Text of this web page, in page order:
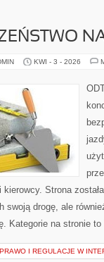
KWI - 3 - 2026
Strona
swoją drogę, ale
Kategorie na stronie
PRAWO I REGULACJE W